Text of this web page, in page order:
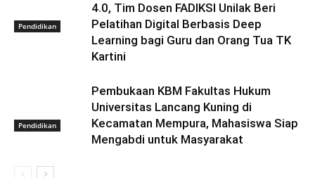
Pendidikan
4.0, Tim Dosen FADIKSI Unilak Beri
Pelatihan Digital Berbasis Deep
Learning bagi Guru dan Orang Tua TK
Kartini
Pendidikan
Pembukaan KBM Fakultas Hukum
Universitas Lancang Kuning di
Kecamatan Mempura, Mahasiswa Siap
Mengabdi untuk Masyarakat